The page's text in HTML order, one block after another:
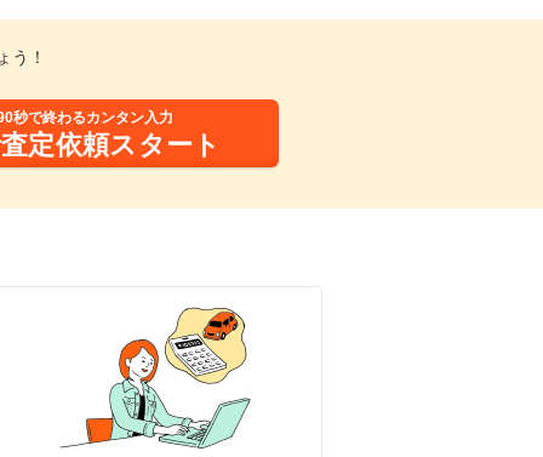
う！
秒で終わるカンタン入力
定依頼スタート